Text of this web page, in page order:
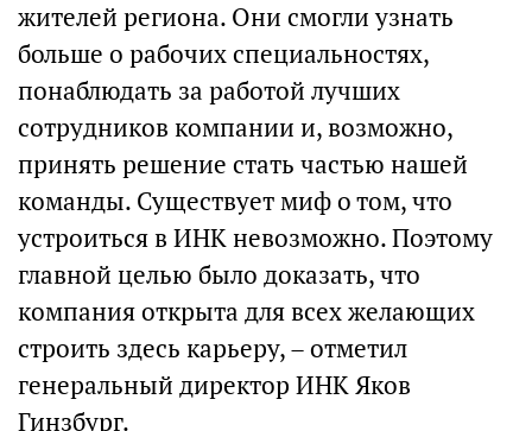
жителей региона. Они смогли узнать
больше о рабочих специальностях,
понаблюдать за работой лучших
сотрудников компании и, возможно,
принять решение стать частью нашей
команды. Существует миф о том, что
устроиться в ИНК невозможно. Поэтому
главной целью было доказать, что
компания открыта для всех желающих
строить здесь карьеру, – отметил
генеральный директор ИНК Яков
Гинзбург.